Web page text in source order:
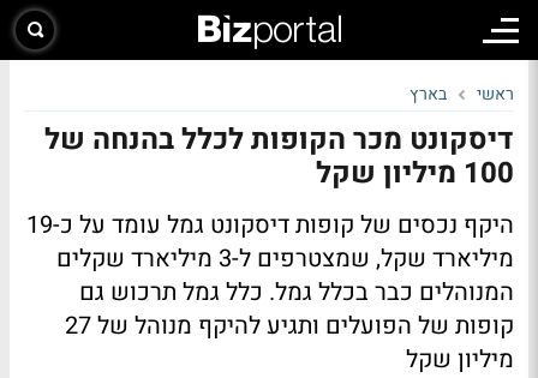
ראשי בארץ
דיסקונט מכר הקופות לכלל בהנחה של
100 מיליון שקל
היקף נכסים של קופות דיסקונט גמל עומד על כ-19
מיליארד שקל, שמצטרפים ל-3 מיליארד שקלים
המנוהלים כבר בכלל גמל. כלל גמל תרכוש גם
קופות של הפועלים ותגיע להיקף מנוהל של 27
מיליון שקל